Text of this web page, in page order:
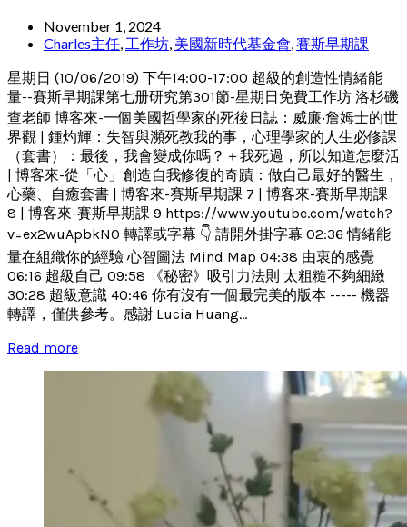
November 1, 2024
Charles主任, 工作坊, 美國新時代基金會,賽斯早期課
星期日 (10/06/2019) 下午14:00-17:00 超級的創造性情緒能
量--賽斯早期課第七册研究第301節-星期日免費工作坊 洛杉磯
查老師 博客來-一個美國哲學家的死後日誌：威廉‧詹姆士的世
界觀 | 鍾灼輝：失智與瀕死教我的事，心理學家的人生必修課
（套書）：最後，我會變成你嗎？＋我死過，所以知道怎麼活
| 博客來-從「心」創造自我修復的奇蹟：做自己最好的醫生，
心藥、自癒套書 | 博客來-賽斯早期課 7 | 博客來-賽斯早期課
8 | 博客來-賽斯早期課 9 https://www.youtube.com/watch?
v=ex2wuApbkN0 轉譯或字幕 👇 請開外掛字幕 02:36 情緒能
量在組織你的經驗 心智圖法 Mind Map 04:38 由衷的感覺
06:16 超級自己 09:58 《秘密》吸引力法則 太粗糙不夠細緻
30:28 超級意識 40:46 你有沒有一個最完美的版本 ----- 機器
轉譯，僅供參考。感謝 Lucia Huang...
Read more